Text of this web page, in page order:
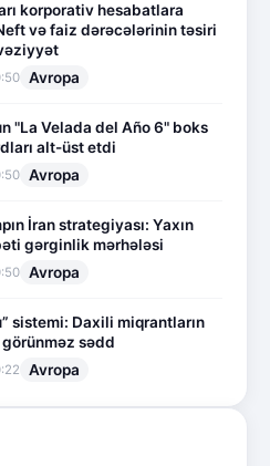
korporativ hesabatlara
və faiz dərəcələrinin təsiri
Avropa
"La Velada del Año 6" boks
alt-üst etdi
Avropa
İran strategiyası: Yaxın
gərginlik mərhələsi
Avropa
sistemi: Daxili miqrantların
görünməz sədd
Avropa